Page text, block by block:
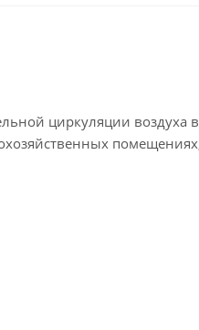
циркуляции воздуха